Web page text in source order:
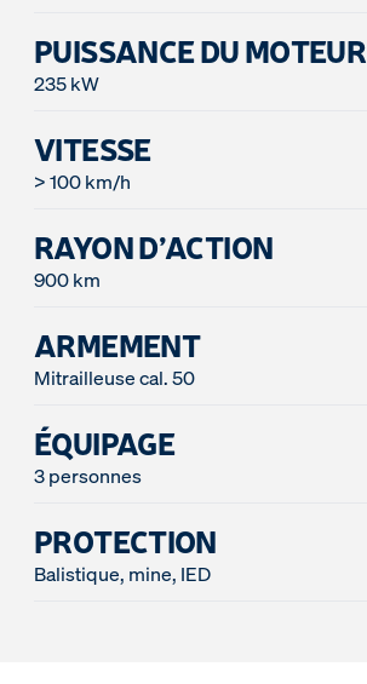
PUISSANCE DU MOTEUR
235 kW
VITESSE
> 100 km/h
RAYON D’ACTION
900 km
ARMEMENT
Mitrailleuse cal. 50
ÉQUIPAGE
3 personnes
PROTECTION
Balistique, mine, IED